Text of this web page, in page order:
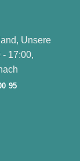
Unsere
- 17:00,
95